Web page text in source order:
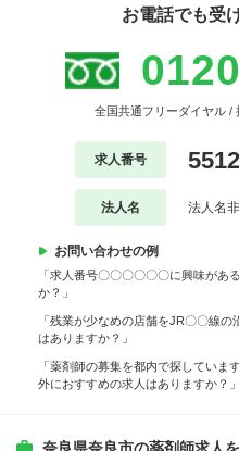
お電話でも受
全国共通フリーダイヤル /
求人番号
法人名 法人名
お問い合わせの例
「求人番号〇〇〇〇〇〇に興味があ
か？」
「残業が少なめの店舗をJR〇〇線
はありますか？」
「薬剤師の募集を都内で探していま
外におすすめの求人はありますか？